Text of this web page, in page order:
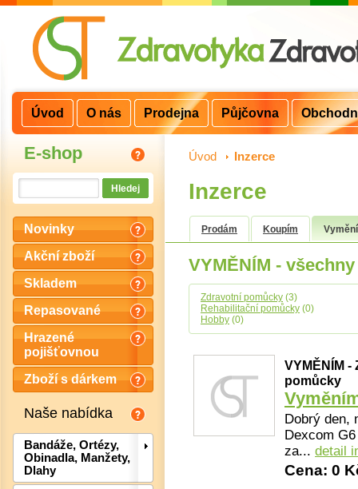
E-shop
Novinky
Akční zboží
Skladem
Repasované
Hrazené
pojišťovnou
Zboží s dárkem
Naše nabídka
Bandáže, Ortézy,
Obinadla, Manžety,
Dlahy
Úvod > Inzerce
Inzerce
Prodám Koupím
VYMĚNÍM -
Zdravotní pomůcky (3)
Rehabilitační pomůcky (0)
Hobby (0)
VYMĚNÍM -
pomůcky
Dobrý den,
Dexcom
za... detail
Cena: 0
Úvod O nás Prodejna Půjčovna